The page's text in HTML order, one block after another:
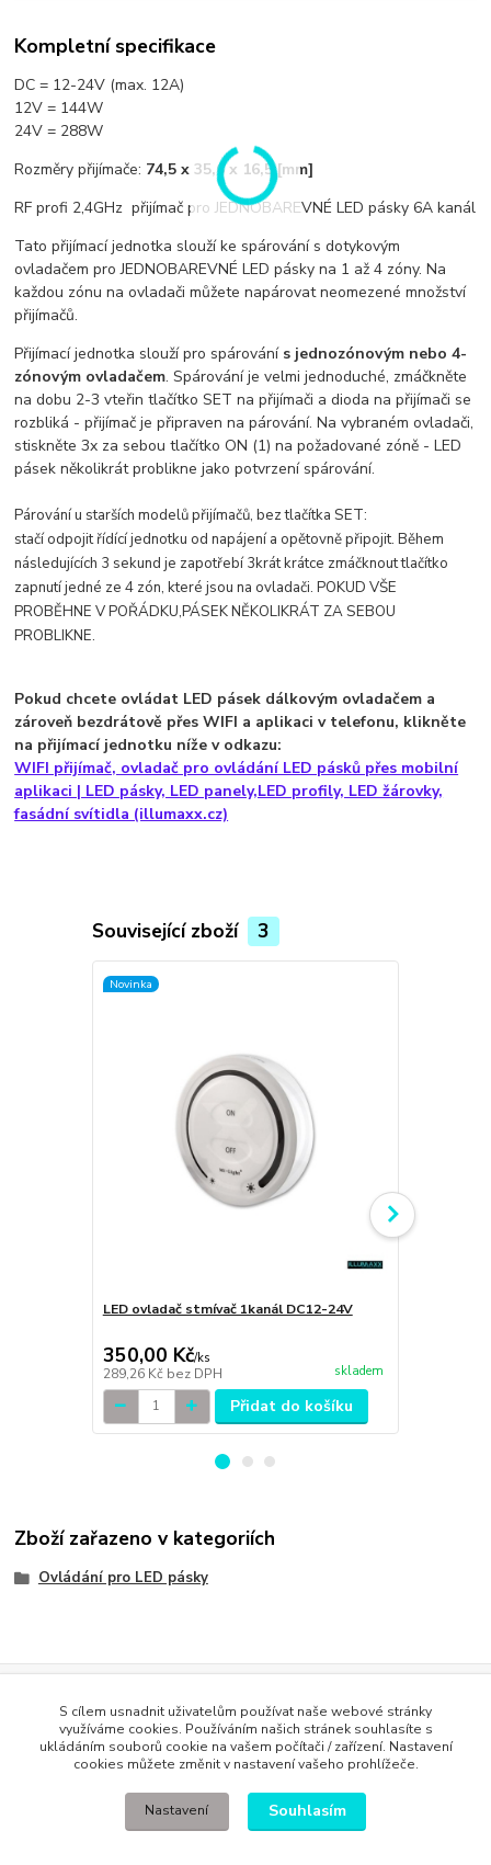
Kompletní specifikace
DC = 12-24V (max. 12A)
12V = 144W
24V = 288W
Rozměry přijímače: 74,5 x 35,6 x 16,5 [mm]
RF profi 2,4GHz přijímač pro JEDNOBAREVNÉ LED pásky 6A kanál
Tato přijímací jednotka slouží ke spárování s dotykovým
ovladačem pro JEDNOBAREVNÉ LED pásky na 1 až 4 zóny. Na
každou zónu na ovladači můžete napárovat neomezené množství
přijímačů.
Přijímací jednotka slouží pro spárovánís jednozónovým nebo 4-
zónovým ovladačem. Spárování je velmi jednoduché, zmáčkněte
na dobu 2-3 vteřin tlačítko SET na přijímači a dioda na přijímači se
rozbliká - přijímač je připraven na párování. Na vybraném ovladači,
stiskněte 3x za sebou tlačítko ON (1) na požadované zóně - LED
pásek několikrát problikne jako potvrzení spárování.
Párování u starších modelů přijímačů, bez tlačítka SET:
stačí odpojit řídící jednotku od napájení a opětovně připojit. Během
následujících 3 sekund je zapotřebí 3krát krátce zmáčknout tlačítko
zapnutí jedné ze 4 zón, které jsou na ovladači. POKUD VŠE
PROBĚHNE V POŘÁDKU,PÁSEK NĚKOLIKRÁT ZA SEBOU
PROBLIKNE.
Pokud chcete ovládat LED pásek dálkovým ovladačem a
zároveň bezdrátově přes WIFI a aplikaci v telefonu, klikněte
na přijímací jednotku níže v odkazu:
WIFI přijímač, ovladač pro ovládání LED pásků přes mobilní
aplikaci | LED pásky, LED panely,LED profily, LED žárovky,
fasádní svítidla (illumaxx.cz)
Související zboží 3
Novinka
LED ovladač stmívač 1kanál DC12-24V
350,00 Kč/ks
289,26 Kč bez DPH skladem
Přidat do košíku
Zboží zařazeno v kategoriích
Ovládání pro LED pásky
Podle zákona o evidenci tržeb je prodávající povinen vystavit
kupujícímu účtenku. Zároveň je povinen zaevidovat přijatou tržbu u
správce daně online; v případě technického výpadku pak nejpozději do
S cílem usnadnit uživatelům používat naše webové stránky
využíváme cookies. Používáním našich stránek souhlasíte s
ukládáním souborů cookie na vašem počítači / zařízení. Nastavení
cookies můžete změnit v nastavení vašeho prohlížeče.
Nastavení Souhlasím